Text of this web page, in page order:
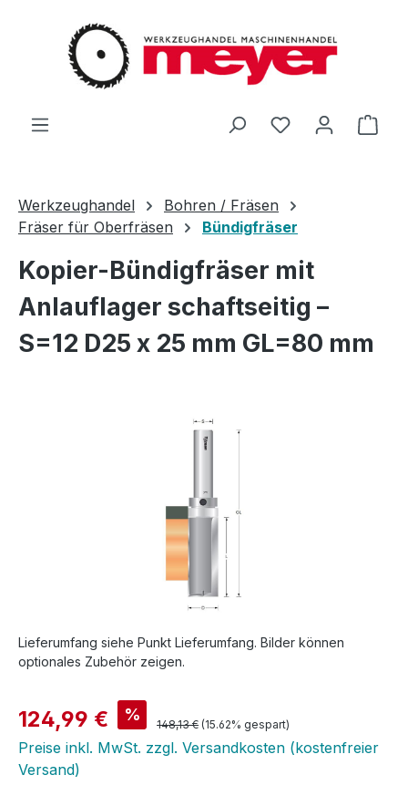
Zum Hauptinhalt springen
Du hast 0
Werkzeughandel
Bohren / Fräsen
Fräser für Oberfräsen
Bündigfräser
Kopier-Bündigfräser mit
Anlauflager schaftseitig –
S=12 D25 x 25 mm GL=80 mm
Bildergalerie überspringen
Lieferumfang siehe Punkt Lieferumfang. Bilder können
optionales Zubehör zeigen.
Verkaufspreis:
124,99 € % Regulärer Preis:
148,13 € (15.62% gespart)
Preise inkl. MwSt. zzgl. Versandkosten (kostenfreier
Versand)